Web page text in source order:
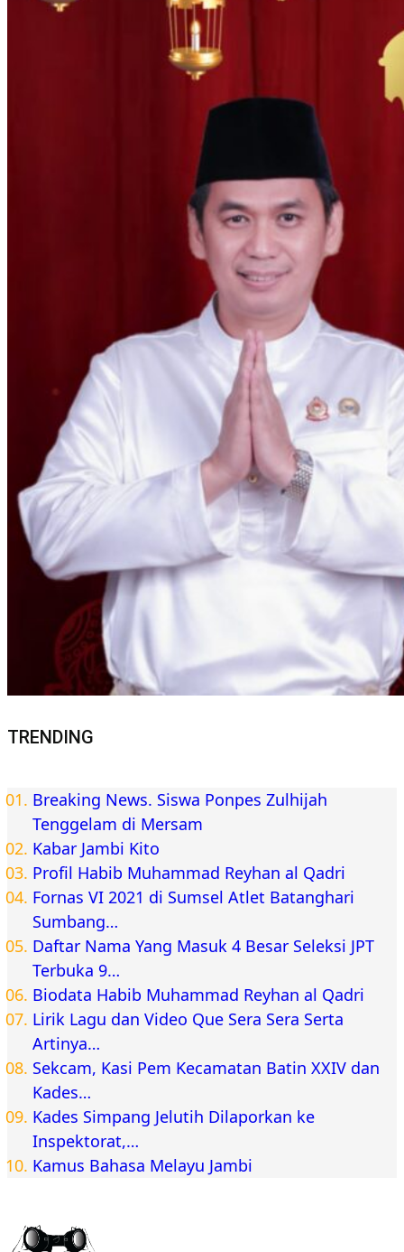
TRENDING
Breaking News. Siswa Ponpes Zulhijah
Tenggelam di Mersam
Kabar Jambi Kito
Profil Habib Muhammad Reyhan al Qadri
Fornas VI 2021 di Sumsel Atlet Batanghari
Sumbang…
Daftar Nama Yang Masuk 4 Besar Seleksi JPT
Terbuka 9…
Biodata Habib Muhammad Reyhan al Qadri
Lirik Lagu dan Video Que Sera Sera Serta
Artinya…
Sekcam, Kasi Pem Kecamatan Batin XXIV dan
Kades…
Kades Simpang Jelutih Dilaporkan ke
Inspektorat,…
Kamus Bahasa Melayu Jambi